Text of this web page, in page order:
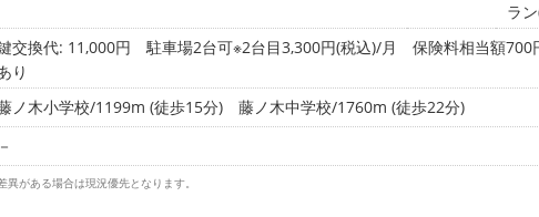
ラ
交換代: 11,000円
駐車場2台可※2台目3,300円(税込)/月 保険料相当額
り
ノ木小学校/1199m (徒歩15分)
藤ノ木中学校/1760m (徒歩22分)
－
異がある場合は現況優先となります。